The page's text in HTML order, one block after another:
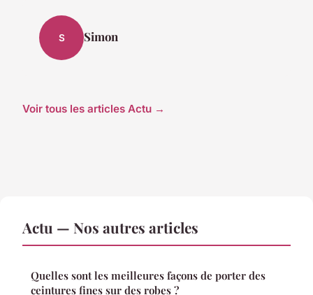
S Simon
Voir tous les articles Actu →
Actu — Nos autres articles
Quelles sont les meilleures façons de porter des
ceintures fines sur des robes ?